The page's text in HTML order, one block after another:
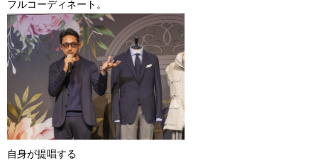
フルコーディネート。
自身が提唱する